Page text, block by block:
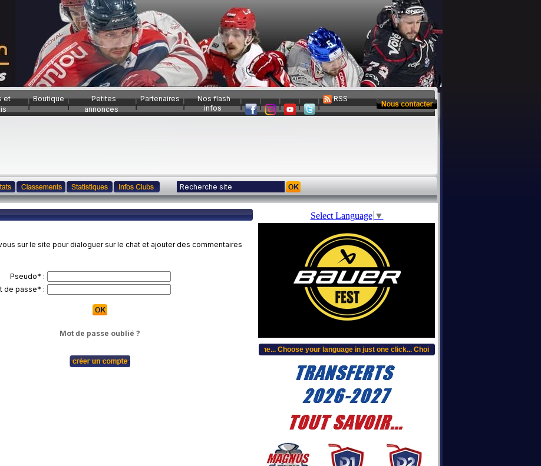
et
Boutique
Petites
annonces
Partenaires
Nos flash
infos
RSS
sur le site pour dialoguer sur le chat et ajouter des commentaires
Pseudo* :
de passe* :
Mot de passe oublié ?
Select Language ▼
...Bitte w�hlen Sie Ihre Sprache... Choose your language in just one click... Choisissez votre langue, clic plus